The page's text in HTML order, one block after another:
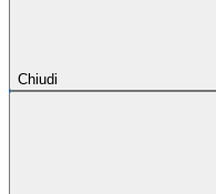
Chiudi